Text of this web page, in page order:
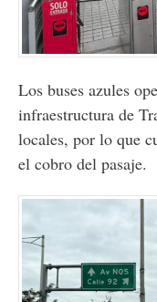
Los buses azules
infraestructura de
locales, por lo que
el cobro del pasaje.